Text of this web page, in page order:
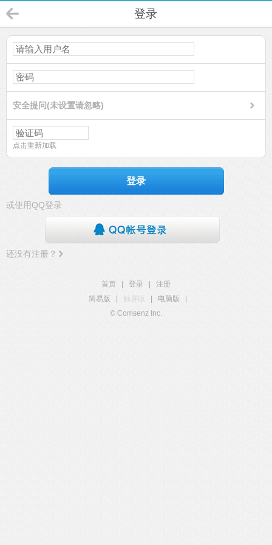
登录
安全提问(未设置请忽略)
点击重新加载
登录
或使用QQ登录
还没有注册？
首页 登录
注册
简易版
触屏版 电脑版
© Comsenz Inc.